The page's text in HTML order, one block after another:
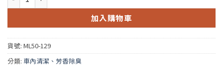
加入購物車
貨號: ML50-129
分類: 車內清潔、芳香除臭